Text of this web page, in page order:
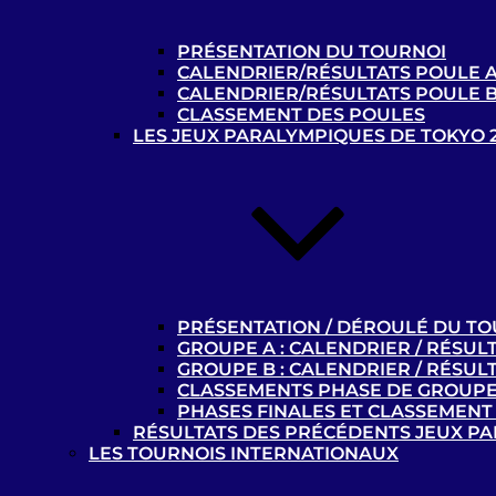
PRÉSENTATION DU TOURNOI
CALENDRIER/RÉSULTATS POULE
CALENDRIER/RÉSULTATS POULE
CLASSEMENT DES POULES
LES JEUX PARALYMPIQUES DE TOKYO
PRÉSENTATION / DÉROULÉ DU
GROUPE A : CALENDRIER /
GROUPE B : CALENDRIER /
CLASSEMENTS PHASE DE
PHASES FINALES ET
RÉSULTATS DES PRÉCÉDENTS JEUX
LES TOURNOIS INTERNATIONAUX
Racing Club de Lens – B1
Mérignac 2 (SAM) – B1
30-06-2019
0 - 1
20-11-2021
Sporting Club Schiltigheim
0 - 0